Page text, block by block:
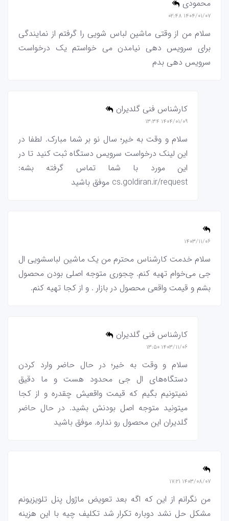
محمودی
۱۴۰۴/۰۱/۰۷ ۰۲:۴۸
سلام من از وقتی ماشین لباس شویی را گرفتم از نمایندگی
برای سرویس دهی نیامدن می خواستم یک درخواست
سرویس دهی بدم
کارشناس فنی گلدیران
۱۴۰۴/۰۱/۰۹ ۱۳:۳۴
سلام و وقت به خیر؛ سال نو بر شما مبارک. لطفا در
این لینک درخواست سرویس دستگاه ثبت کنید تا در
این مورد با شما تماس گرفته بشه:
cs.goldiran.ir/request موفق باشید
۱۴۰۳/۱۱/۰۶
سلام خدمت کارشناس محترم من یک ماشین لباسشویی ال
جی می‌خوام تهیه کنم. چجوری متوجه اصلی بودن محصول
بشم و قیمت واقعی محصول در بازار . و از کجا تهیه کنم.
کارشناس فنی گلدیران
۱۴۰۳/۱۱/۰۶ ۱۳:۵۰
سلام و وقت به خیر؛ در حال حاضر وارد کردن
دستگاه‌های ال جی محدود هست و ما دقیق
نمیتونیم بگیم که قیمت واقعیش چقدره و از کجا
میتونید متوجه اصل بودنش بشید. در حال حاضر
گلدیران این محصول رو نداره. موفق باشید
۱۴۰۳/۰۸/۰۷ ۱۷:۲۱
من نگرانم از این که اگه بعد تعویض ماژول پنل تلویزیونم
مشکل حل نشد دوباره تکرار شد تکلیف چیه با این هزینه